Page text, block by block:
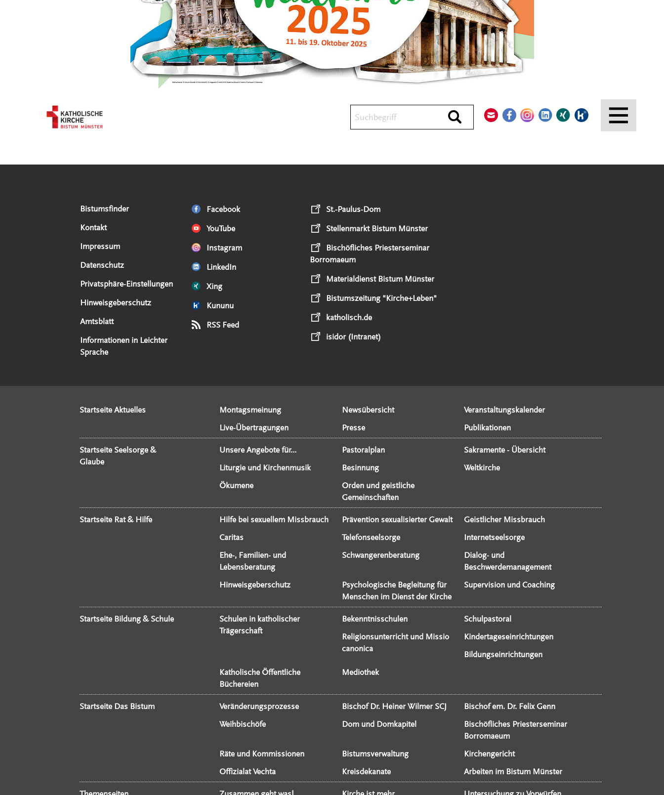
Durchsuchen
Serviceangebote
Bistumsfinder
Kontakt
Impressum
Datenschutz
Privatsphäre-Einstellungen
Hinweisgeberschutz
Amtsblatt
Informationen in Leichter
Sprache
Social Media Angebote Facebook
YouTube
Instagram
LinkedIn
Xing
Kununu
RSS Feed
Externe Links St.-Paulus-Dom
Stellenmarkt Bistum Münster
Bischöfliches Priesterseminar
Borromaeum
Materialdienst Bistum Münster
Bistumszeitung "Kirche+Leben"
katholisch.de
isidor (Intranet)
Startseite Aktuelles Montagsmeinung Newsübersicht
Veranstaltungskalender
Live-Übertragungen
Presse Publikationen
Startseite Seelsorge &
Glaube
Unsere Angebote für... Pastoralplan
Sakramente - Übersicht
Liturgie und Kirchenmusik
Besinnung
Weltkirche
Ökumene
Orden und geistliche
Gemeinschaften
Startseite Rat & Hilfe Hilfe bei sexuellem Missbrauch Prävention sexualisierter Gewalt
Geistlicher Missbrauch
Caritas
Telefonseelsorge
Internetseelsorge
Ehe-, Familien- und
Lebensberatung
Schwangerenberatung
Dialog- und
Beschwerdemanagement
Hinweisgeberschutz
Psychologische Begleitung für
Menschen im Dienst der Kirche
Supervision und Coaching
Startseite Bildung & Schule
Schulen in katholischer
Trägerschaft
Bekenntnisschulen
Schulpastoral
Religionsunterricht und Missio
canonica
Kindertageseinrichtungen
Bildungseinrichtungen
Katholische Öffentliche
Büchereien
Mediothek
Startseite Das Bistum Veränderungsprozesse Bischof Dr. Heiner Wilmer SCJ
Bischof em. Dr. Felix Genn
Weihbischöfe
Dom und Domkapitel
Bischöfliches Priesterseminar
Borromaeum
Räte und Kommissionen
Bistumsverwaltung
Kirchengericht
Offizialat Vechta
Kreisdekanate Arbeiten im Bistum Münster